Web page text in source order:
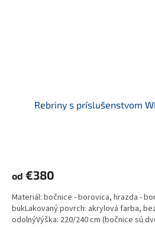
Rebriny s príslušenstvom
od €380
Materiál: bočnice - borovica, hrazda -
bukLakovaný povrch: akrylová farba,
odolnýVýška: 220/240 cm (bočnice sú